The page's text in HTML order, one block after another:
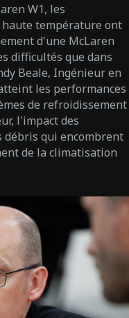
W1, les
température ont
d'une McLaren
difficultés que dans
Beale, Ingénieur en
les performances
de refroidissement
l'impact des
débris qui encombrent
de la climatisation